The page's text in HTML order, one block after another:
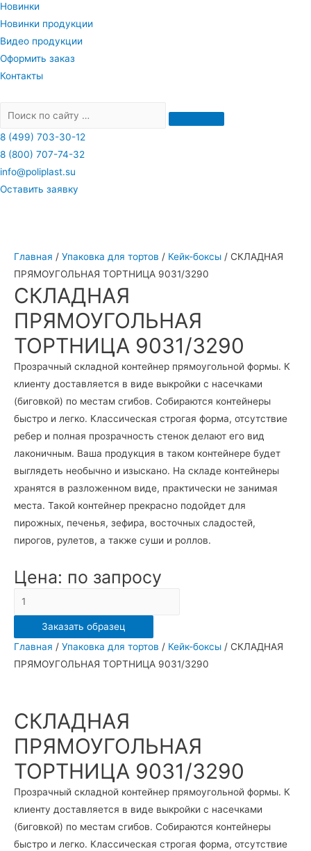
Новинки
Новинки продукции
Видео продукции
Оформить заказ
Контакты
8 (499) 703-30-12
8 (800) 707-74-32
info@poliplast.su
Оставить заявку
Главная / Упаковка для тортов / Кейк-боксы / СКЛАДНАЯ
ПРЯМОУГОЛЬНАЯ ТОРТНИЦА 9031/3290
СКЛАДНАЯ
ПРЯМОУГОЛЬНАЯ
ТОРТНИЦА 9031/3290
Прозрачный складной контейнер прямоугольной формы. К
клиенту доставляется в виде выкройки с насечками
(биговкой) по местам сгибов. Собираются контейнеры
быстро и легко. Классическая строгая форма, отсутствие
ребер и полная прозрачность стенок делают его вид
лаконичным. Ваша продукция в таком контейнере будет
выглядеть необычно и изыскано. На складе контейнеры
хранятся в разложенном виде, практически не занимая
места. Такой контейнер прекрасно подойдет для
пирожных, печенья, зефира, восточных сладостей,
пирогов, рулетов, а также суши и роллов.
Цена: по запросу
Количество
СКЛАДНАЯ
ПРЯМОУГОЛЬНАЯ
ТОРТНИЦА
9031/3290
Заказать образец
Главная / Упаковка для тортов / Кейк-боксы / СКЛАДНАЯ
ПРЯМОУГОЛЬНАЯ ТОРТНИЦА 9031/3290
СКЛАДНАЯ
ПРЯМОУГОЛЬНАЯ
ТОРТНИЦА 9031/3290
Прозрачный складной контейнер прямоугольной формы. К
клиенту доставляется в виде выкройки с насечками
(биговкой) по местам сгибов. Собираются контейнеры
быстро и легко. Классическая строгая форма, отсутствие